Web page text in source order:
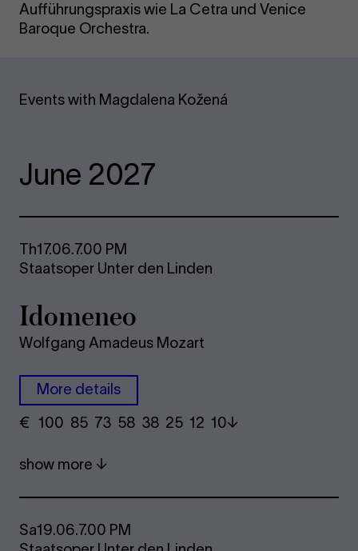
Aufführungspraxis wie La Cetra und Venice
Baroque Orchestra.
Events with Magdalena Kožená
June 2027
Th17.06.7.00 PM
Staatsoper Unter den Linden
Ido­me­neo
Wolfgang Amadeus Mozart
More details
€ ​ 100 85 73​ 58 38 25​ 12 10
show more
Sa19.06.7.00 PM